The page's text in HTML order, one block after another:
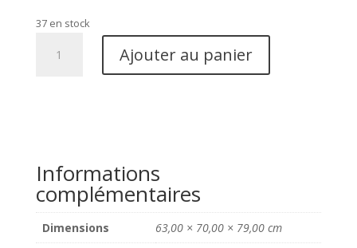
37 en stock
Ajouter au panier
Informations
complémentaires
Dimensions 63,00 × 70,00 × 79,00 cm